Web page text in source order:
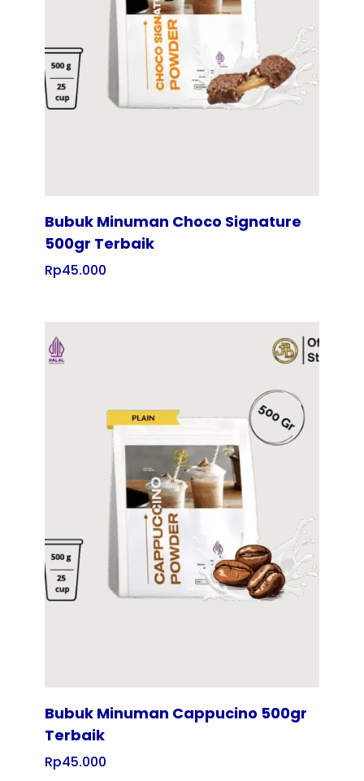
Tampilkan
Bubuk Minuman Choco Signature
500gr Terbaik
Rp45.000
Tampilkan
Bubuk Minuman Cappucino 500gr
Terbaik
Rp45.000